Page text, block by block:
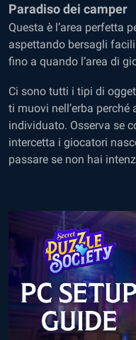
Paradiso dei camper
Questa è l’area perfetta
aspettando bersagli
fino a quando l’area di
Ci sono tutti i tipi di
ti muovi nell’erba
individuato. Osserva se
intercetta i giocatori
passare se non hai